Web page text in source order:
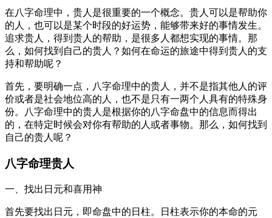
在八字命理中，贵人是很重要的一个概念。贵人可以是帮助你
的人，也可以是某个时段的好运势，能够带来好的事情发生。
追求贵人，得到贵人的帮助，是很多人都想实现的事情。那
么，如何找到自己的贵人？如何在命运的旅途中得到贵人的支
持和帮助呢？
首先，要明确一点，八字命理中的贵人，并不是指其他人的评
价或者是社会地位高的人，也不是只有一两个人具有的特殊身
份。八字命理中的贵人是根据你的八字命盘中的信息而得出
的，在特定时候会对你有帮助的人或者事物。那么，如何找到
自己的贵人呢？
八字命理贵人
一、找出日元和喜用神
首先要找出日元，即命盘中的日柱。日柱表示你的本命的元